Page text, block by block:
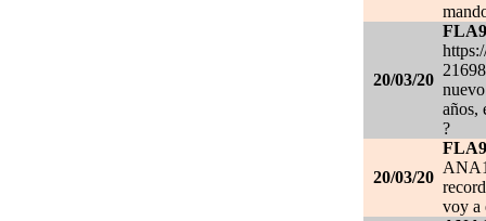
20/03/20
años,
?
20/03/20
voy a